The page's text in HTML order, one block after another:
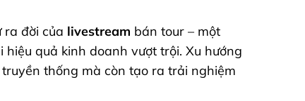
ra đời của livestream bán tour – một
quả kinh doanh vượt trội. Xu hướng
thống mà còn tạo ra trải nghiệm